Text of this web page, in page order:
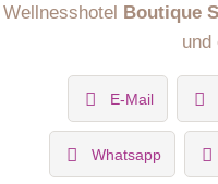
Wellnesshotel Boutique
und
E-Mail
Whatsapp